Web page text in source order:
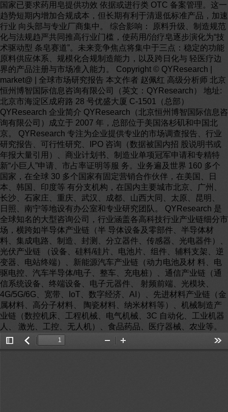
国家已要求药用皂提供功效 依据或进行类 OTC 备案管理。这一
趋势短期内增加合规成本，但长期有利于清退低标准产品，加速
行业 向头部与专业厂商集中。 综合影响： 原料升级、制造规范
化与法规趋严共同推高行业门槛，使药用/治疗皂逐步演化为“技
术驱动型 条皂赛道”。未来竞争焦点将集中于三点：稳定的功能
原料供应体系、规模化合规制造能力，以及跨日化与 轻医疗边
界的产品注册与市场准入能力。 Copyright © QYResearch |
market@ | 全球市场研究报告 本文作者 赵佩红 高级分析师 北京
恒州博智国际信息咨询有限公司（英文：QYResearch） 地址:
北京市海淀区成府路 28 号优盛大厦 C-1501（总部）
QYResearch 企业简介 QYResearch（北京恒州博智国际信息咨
询有限公司）成立于 2007 年，总部位于美国洛杉矶和中国北
京。 QYResearch 专注为企业提供专业的市场调查报告、行业
研究报告、可行性研究、IPO 咨询（数据被国内招 股说明书或
年报大量引用）、商业计划书、制造业单项冠军申请和专精特
新“小巨人”申请、市占率证明等服 务。业务遍及世界 160 多个
国家，在全球 30 多个国家有固定营销合作伙伴，在美国、日
本、韩国、印度等 有分支机构，在国内主要城市北京、广州、
长沙、石家庄、重庆、武汉、成都、山西大同、太原、昆明、
日照、南宁等地设有办公室和专业研究团队。 QYResearch 是
全球知名的大型咨询公司，行业涵盖各高科技行业产业链细分市
场，横跨如半导体产业链（半 导体设备及零部件、半导体材
料、集成电路、制造、封测、分立器件、传感器、光电器件）、
光伏产业链 （设备、硅料/硅片、电池片、组件、辅料支架、逆
变器、电站终端）、新能源汽车产业链（动力电池及材 料、电
驱电控、汽车半导体/电子、整车、充电桩）、通信产业链（通
信系统设备、终端设备、电子元器件、 射频前端、光模块、
4G/5G/6G、宽带、IoT、数字经济、AI）、先进材料产业链（金
属材料、高分子材料、 陶瓷材料、纳米材料等）、机械制造产
业链（数控机床、工程机械、电气机械、3C 自动化、工业机器
人、 激光、工控、无人机）、食品药品、医疗器械、农业等。
Toggle返
Zoom